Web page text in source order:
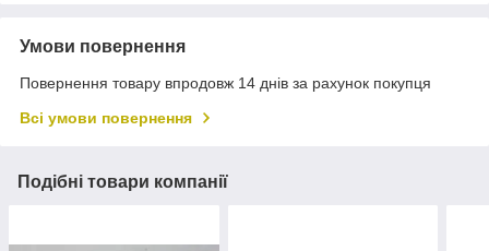
Умови повернення
Повернення товару впродовж 14 днів за рахунок покупця
Всі умови повернення
Подібні товари компанії